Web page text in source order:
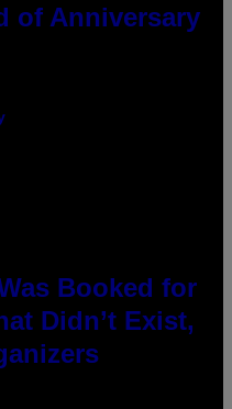
of Anniversary
Booked for
Didn’t Exist,